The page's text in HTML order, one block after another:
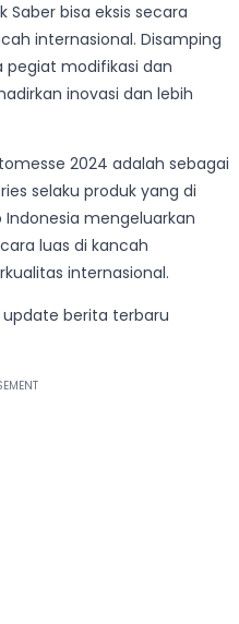
Saber bisa eksis secara
internasional. Disamping
pegiat modifikasi dan
inovasi dan lebih
2024 adalah sebagai
selaku produk yang di
mengeluarkan
luas di kancah
internasional.
berita terbaru